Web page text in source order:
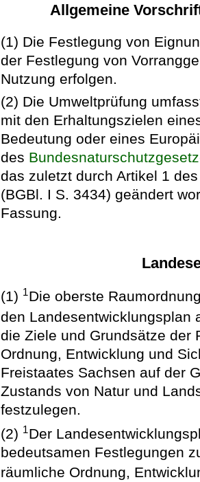
Allgemeine
(1) Die Festlegung von
der Festlegung von
Nutzung erfolgen.
(2) Die Umweltprüfung
mit den Erhaltungszielen
Bedeutung oder eines
des
das zuletzt durch Artikel 1
(BGBl. I S. 3434) geändert
Fassung.
(1) 1Die oberste
den Landesentwicklungsplan
die Ziele und Grundsätze der
Ordnung, Entwicklung und
Freistaates Sachsen auf der
Zustands von Natur und
festzulegen.
(2) 1Der
bedeutsamen Festlegungen
räumliche Ordnung,